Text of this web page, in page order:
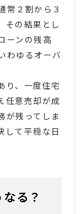
常２割から３
その結果とし
ーンの残高
わゆるオーバ
り、一度住宅
任意売却が成
が残ってしま
して平穏な日
る？